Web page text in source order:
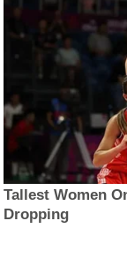
Tallest Women
Dropping